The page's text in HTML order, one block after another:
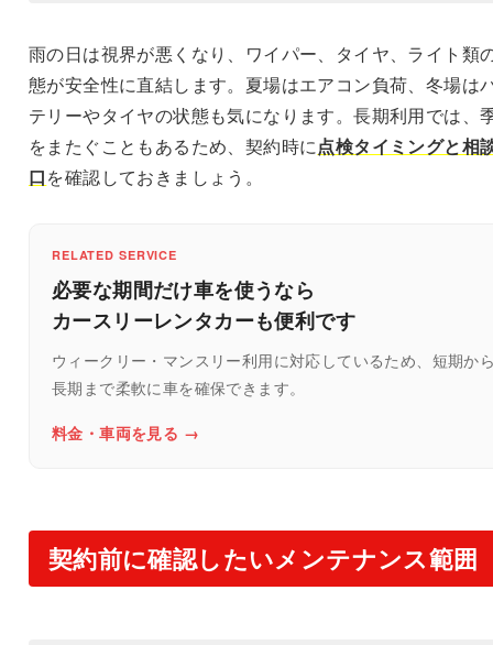
雨の日は視界が悪くなり、ワイパー、タイヤ、ライト類
態が安全性に直結します。夏場はエアコン負荷、冬場は
テリーやタイヤの状態も気になります。長期利用では、
をまたぐこともあるため、契約時に点検タイミングと相
口を確認しておきましょう。
RELATED SERVICE
必要な期間だけ車を使うなら
カースリーレンタカーも便利です
ウィークリー・マンスリー利用に対応しているため、短期か
長期まで柔軟に車を確保できます。
料金・車両を見る →
契約前に確認したいメンテナンス範囲